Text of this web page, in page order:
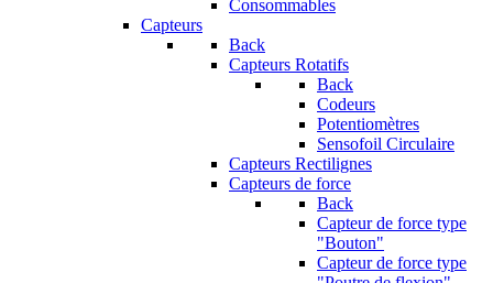
Consommables
Capteurs
Back
Capteurs Rotatifs
Back
Codeurs
Potentiomètres
Sensofoil Circulaire
Capteurs Rectilignes
Capteurs de force
Back
Capteur de force type
"Bouton"
Capteur de force type